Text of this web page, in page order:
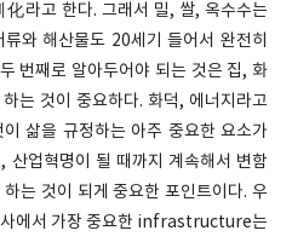
라고 한다. 그래서 밀, 쌀, 옥수수는
와 해산물도 20세기 들어서 완전히
번째로 알아두어야 되는 것은 집, 화
는 것이 중요하다. 화덕, 에너지라고
삶을 규정하는 아주 중요한 요소가
산업혁명이 될 때까지 계속해서 변함
는 것이 되게 중요한 포인트이다. 우
사에서 가장 중요한 infrastructure는